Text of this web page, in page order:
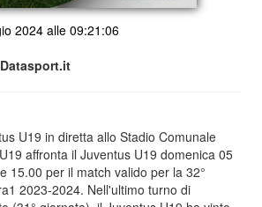
2024 alle 09:21:06
U19 in diretta allo Stadio Comunale
affronta il Juventus U19 domenica 05
15.00 per il match valido per la 32°
2023-2024. Nell'ultimo turno di